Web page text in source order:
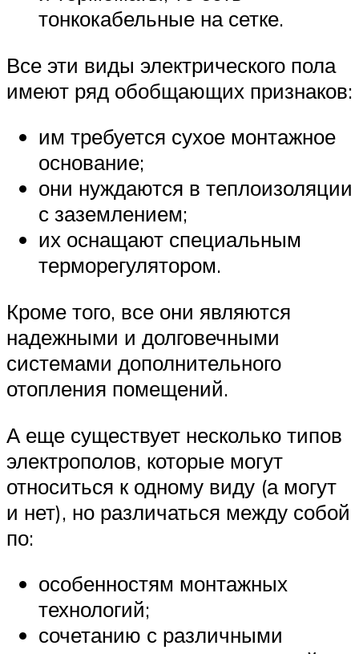
тонкокабельные на сетке.
Все эти виды электрического пола
имеют ряд обобщающих признаков:
им требуется сухое монтажное
основание;
они нуждаются в теплоизоляции
с заземлением;
их оснащают специальным
терморегулятором.
Кроме того, все они являются
надежными и долговечными
системами дополнительного
отопления помещений.
А еще существует несколько типов
электрополов, которые могут
относиться к одному виду (а могут
и нет), но различаться между собой
по:
особенностям монтажных
технологий;
сочетанию с различными